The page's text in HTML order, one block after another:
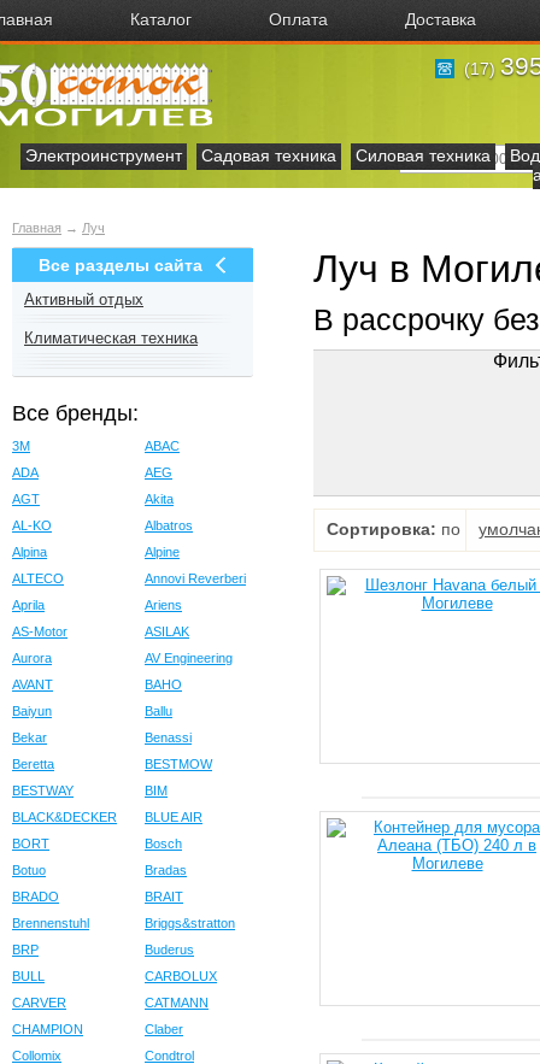
Каталог Оплата Доставка
(17)
Электроинструмент Садовая техника Силовая техника
Главная → Луч
Все разделы сайта
Активный отдых
Климатическая техника
Все бренды:
3M
ABAC
ADA
AEG
AGT
Akita
AL-KO
Albatros
Alpina
Alpine
ALTECO
Annovi Reverberi
Aprila
Ariens
AS-Motor
ASILAK
Aurora
AV Engineering
AVANT
BAHO
Baiyun
Ballu
Bekar
Benassi
Beretta
BESTMOW
BESTWAY
BIM
BLACK&DECKER
BLUE AIR
BORT
Bosch
Botuo
Bradas
BRADO
BRAIT
Brennenstuhl
Briggs&stratton
BRP
Buderus
BULL
CARBOLUX
CARVER
CATMANN
CHAMPION
Claber
Collomix
Condtrol
Луч в
В рассрочку
Сортировка: по